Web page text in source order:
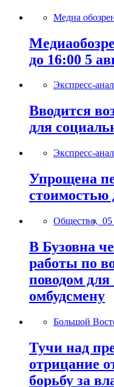
Медиа
до 16:00 5
Экспресс-
Вводится
для
Экспресс-
Упрощена
стоимостью
Общество, 05
В Бузовна
работы по
поводом
омбудсмену
Большой
Тучи над
отрицание
борьбу за